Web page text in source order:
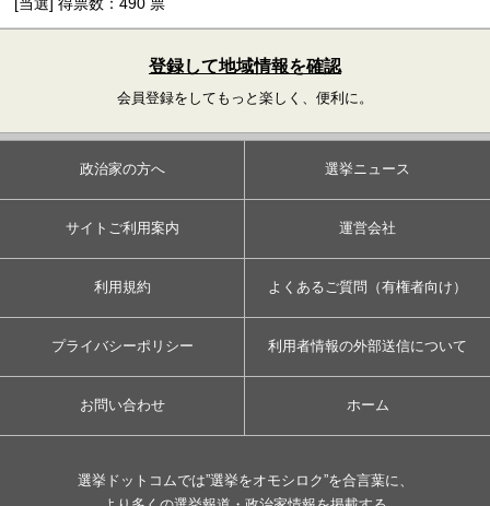
登録して地域情報を確認
会員登録をしてもっと楽しく、便利に。
政治家の方へ 選挙ニュース
サイトご利用案内 運営会社
利用規約 よくあるご質問（有権者向け）
プライバシーポリシー 利用者情報の外部送信について
お問い合わせ ホーム
選挙ドットコムでは”選挙をオモシロク”を合言葉に、